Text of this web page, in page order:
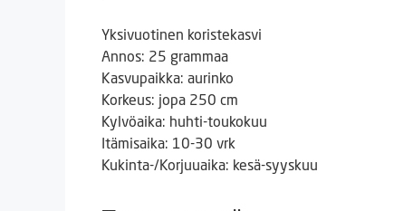
Yksivuotinen koristekasvi
Annos: 25 grammaa
Kasvupaikka: aurinko
Korkeus: jopa 250 cm
Kylvöaika: huhti-toukokuu
Itämisaika: 10-30 vrk
Kukinta-/Korjuuaika: kesä-syyskuu